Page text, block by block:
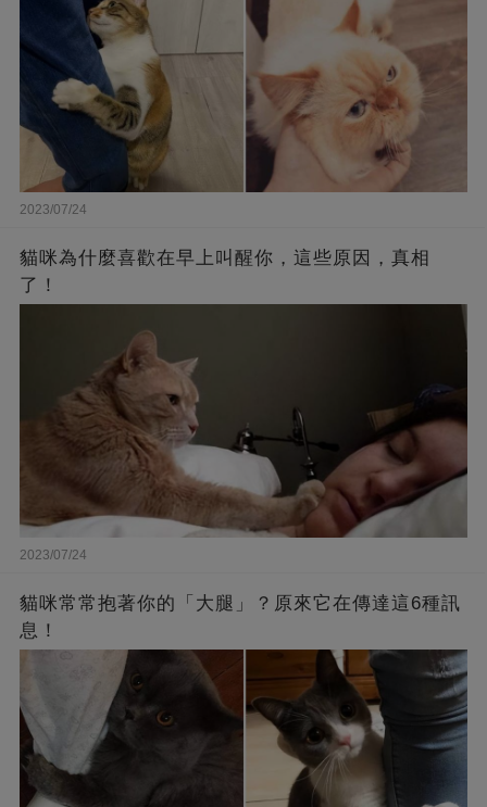
2023/07/24
貓咪為什麼喜歡在早上叫醒你，這些原因，真相
了！
2023/07/24
貓咪常常抱著你的「大腿」？原來它在傳達這6種訊
息！